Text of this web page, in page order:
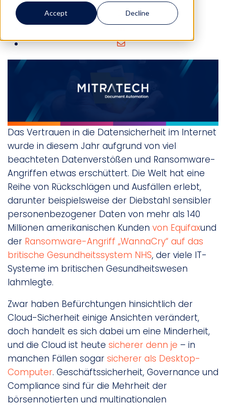
Accept Decline
Das Vertrauen in die Datensicherheit im Internet
wurde in diesem Jahr aufgrund von viel
beachteten Datenverstößen und Ransomware-
Angriffen etwas erschüttert. Die Welt hat eine
Reihe von Rückschlägen und Ausfällen erlebt,
darunter beispielsweise der Diebstahl sensibler
personenbezogener Daten von mehr als 140
Millionen amerikanischen Kunden von Equifaxund
der Ransomware-Angriff „WannaCry“ auf das
britische Gesundheitssystem NHS, der viele IT-
Systeme im britischen Gesundheitswesen
lahmlegte.
Zwar haben Befürchtungen hinsichtlich der
Cloud-Sicherheit einige Ansichten verändert,
doch handelt es sich dabei um eine Minderheit,
und die Cloud ist heute sicherer denn je – in
manchen Fällen sogar sicherer als Desktop-
Computer. Geschäftssicherheit, Governance und
Compliance sind für die Mehrheit der
börsennotierten und multinationalen